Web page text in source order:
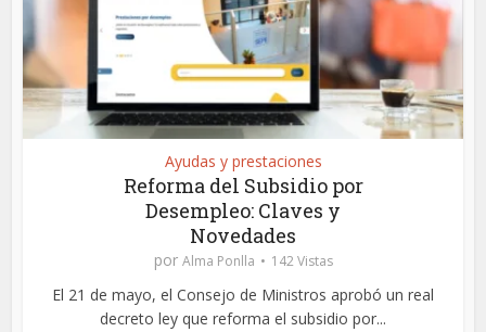
Ayudas y prestaciones
Reforma del Subsidio por
Desempleo: Claves y
Novedades
por Alma Ponlla 142 Vistas
El 21 de mayo, el Consejo de Ministros aprobó un real
decreto ley que reforma el subsidio por...